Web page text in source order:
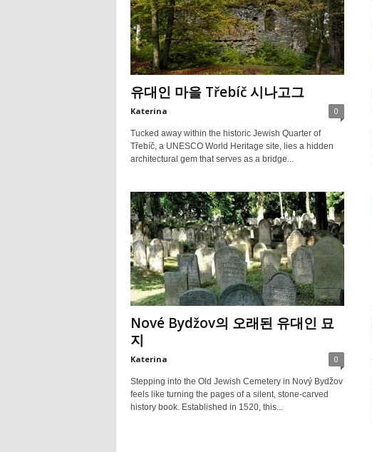
유대인 마을 Třebíč 시나고그
Katerina 0
Tucked away within the historic Jewish Quarter of
Třebíč, a UNESCO World Heritage site, lies a hidden
architectural gem that serves as a bridge...
Nové Bydžov의 오래된 유대인 묘
지
Katerina 0
Stepping into the Old Jewish Cemetery in Nový Bydžov
feels like turning the pages of a silent, stone-carved
history book. Established in 1520, this...